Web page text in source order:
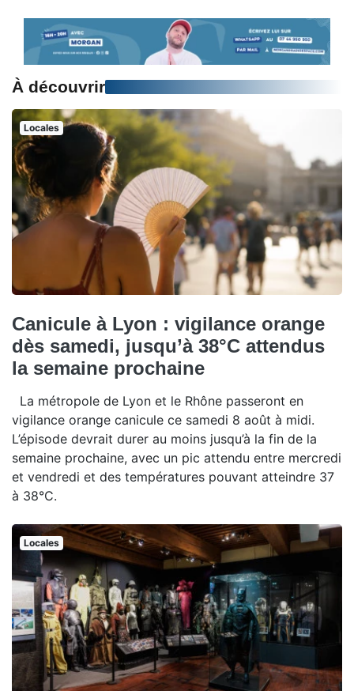
À découvrir
Locales
Canicule à Lyon : vigilance orange
dès samedi, jusqu’à 38°C attendus
la semaine prochaine
La métropole de Lyon et le Rhône passeront en
vigilance orange canicule ce samedi 8 août à midi.
L’épisode devrait durer au moins jusqu’à la fin de la
semaine prochaine, avec un pic attendu entre mercredi
et vendredi et des températures pouvant atteindre 37
à 38°C.
Locales